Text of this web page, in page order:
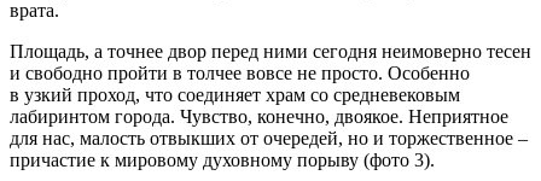
врата.
Площадь, а точнее двор перед ними сегодня неимоверно тесен
и свободно пройти в толчее вовсе не просто. Особенно
в узкий проход, что соединяет храм со средневековым
лабиринтом города. Чувство, конечно, двоякое. Неприятное
для нас, малость отвыкших от очередей, но и торжественное –
причастие к мировому духовному порыву (фото 3).